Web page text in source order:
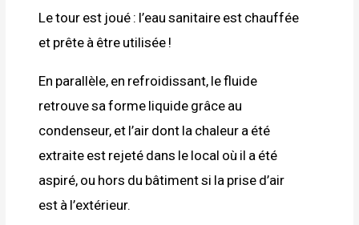
Le tour est joué : l’eau sanitaire est chauffée
et prête à être utilisée !
En parallèle, en refroidissant, le fluide
retrouve sa forme liquide grâce au
condenseur, et l’air dont la chaleur a été
extraite est rejeté dans le local où il a été
aspiré, ou hors du bâtiment si la prise d’air
est à l’extérieur.